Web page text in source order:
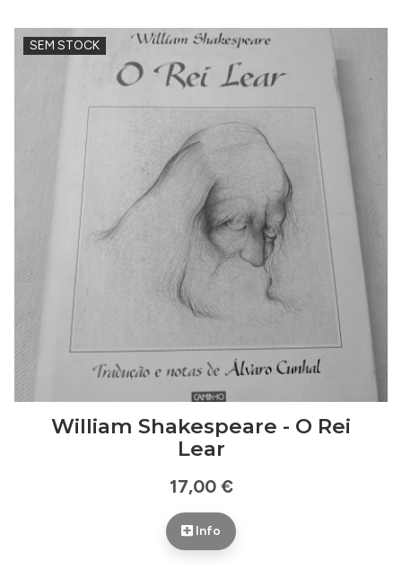
SEM STOCK
William Shakespeare - O Rei
Lear
17,00 €
Info